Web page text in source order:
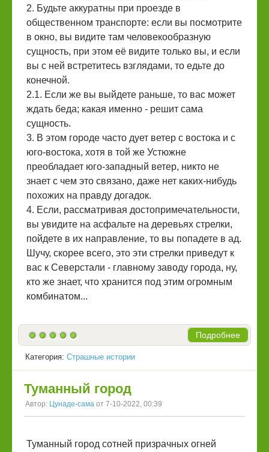
2. Будьте аккуратны при проезде в
общественном транспорте: если вы посмотрите
в окно, вы видите там человекообразную
сущность, при этом её видите только вы, и если
вы с ней встретитесь взглядами, то едьте до
конечной.
2.1. Если же вы выйдете раньше, то вас может
ждать беда; какая именно - решит сама
сущность.
3. В этом городе часто дует ветер с востока и с
юго-востока, хотя в той же Устюжне
преобладает юго-западный ветер, никто не
знает с чем это связано, даже нет каких-нибудь
похожих на правду догадок.
4. Если, рассматривая достопримечательности,
вы увидите на асфальте на деревьях стрелки,
пойдете в их направление, то вы попадете в ад.
Шучу, скорее всего, это эти стрелки приведут к
вас к Северстали - главному заводу города, ну,
кто же знает, что хранится под этим огромным
комбинатом...
Подробнее
Категория: Страшные истории
Туманный город
Автор: Цунаде-сама от 7-10-2022, 00:39
Туманный город сотней призрачных огней